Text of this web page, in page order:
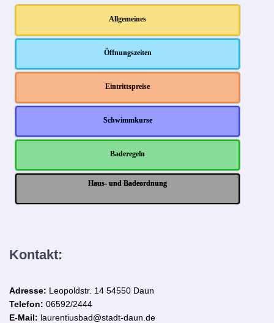
Allgemeines
Öffnungszeiten
Eintrittspreise
Schwimmkurse
Baderegeln
Haus- und Badeordnung
Kontakt:
Adresse: Leopoldstr. 14 54550 Daun
Telefon: 06592/2444
E-Mail: laurentiusbad@stadt-daun.de